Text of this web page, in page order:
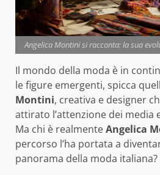
Angelica Montini si racconta: la sua
Il mondo della moda è in
le figure emergenti, spicca
Montini, creativa e designer
attirato l’attenzione dei media
Ma chi è realmenteAngelica
percorso l’ha portata a
panorama della moda italiana?